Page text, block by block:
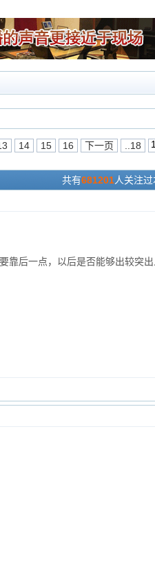
14 15 16 下一页 ..18
共有681201人关注过
靠后一点，以后是否能够出较突